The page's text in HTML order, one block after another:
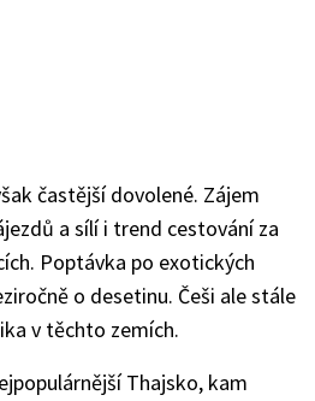
častější dovolené. Zájem
a sílí i trend cestování za
Poptávka po exotických
o desetinu. Češi ale stále
v těchto zemích.
Thajsko, kam